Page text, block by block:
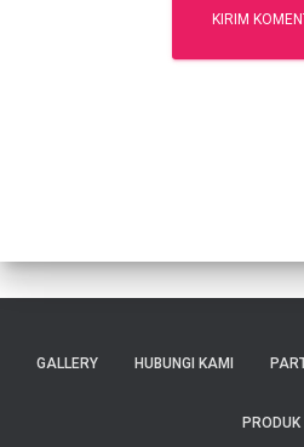
GALLERY HUBUNGI KAMI
PRODUK